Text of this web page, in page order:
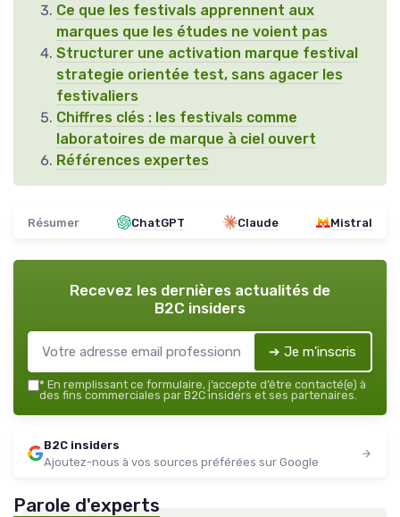
Ce que les festivals apprennent aux
marques que les études ne voient pas
Structurer une activation marque festival
strategie orientée test, sans agacer les
festivaliers
Chiffres clés : les festivals comme
laboratoires de marque à ciel ouvert
Références expertes
Résumer ChatGPT Claude Mistral
Recevez les dernières actualités de
B2C insiders
➔ Je m'inscris
* En remplissant ce formulaire, j’accepte d’être contacté(e) à
des fins commerciales par B2C insiders et ses partenaires.
B2C insiders
Ajoutez-nous à vos sources préférées sur Google
Parole d'experts